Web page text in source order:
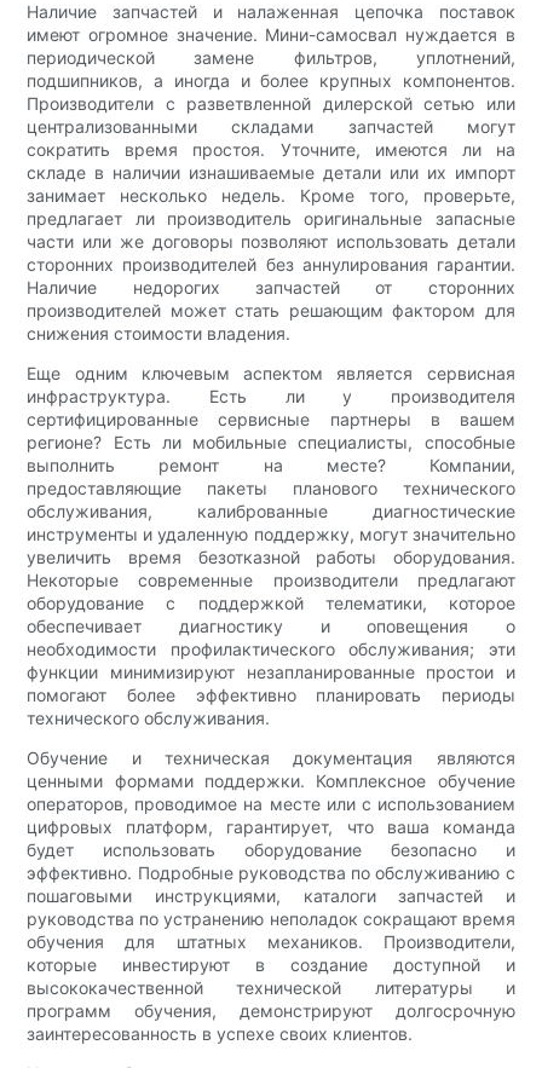
Наличие запчастей и налаженная цепочка поставок
имеют огромное значение. Мини-самосвал нуждается в
периодической замене фильтров, уплотнений,
подшипников, а иногда и более крупных компонентов.
Производители с разветвленной дилерской сетью или
централизованными складами запчастей могут
сократить время простоя. Уточните, имеются ли на
складе в наличии изнашиваемые детали или их импорт
занимает несколько недель. Кроме того, проверьте,
предлагает ли производитель оригинальные запасные
части или же договоры позволяют использовать детали
сторонних производителей без аннулирования гарантии.
Наличие недорогих запчастей от сторонних
производителей может стать решающим фактором для
снижения стоимости владения.
Еще одним ключевым аспектом является сервисная
инфраструктура. Есть ли у производителя
сертифицированные сервисные партнеры в вашем
регионе? Есть ли мобильные специалисты, способные
выполнить ремонт на месте? Компании,
предоставляющие пакеты планового технического
обслуживания, калиброванные диагностические
инструменты и удаленную поддержку, могут значительно
увеличить время безотказной работы оборудования.
Некоторые современные производители предлагают
оборудование с поддержкой телематики, которое
обеспечивает диагностику и оповещения о
необходимости профилактического обслуживания; эти
функции минимизируют незапланированные простои и
помогают более эффективно планировать периоды
технического обслуживания.
Обучение и техническая документация являются
ценными формами поддержки. Комплексное обучение
операторов, проводимое на месте или с использованием
цифровых платформ, гарантирует, что ваша команда
будет использовать оборудование безопасно и
эффективно. Подробные руководства по обслуживанию с
пошаговыми инструкциями, каталоги запчастей и
руководства по устранению неполадок сокращают время
обучения для штатных механиков. Производители,
которые инвестируют в создание доступной и
высококачественной технической литературы и
программ обучения, демонстрируют долгосрочную
заинтересованность в успехе своих клиентов.